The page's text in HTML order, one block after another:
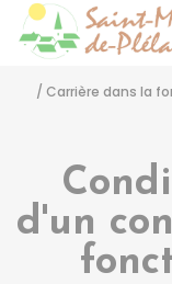
/ Carrière dans la
d'un